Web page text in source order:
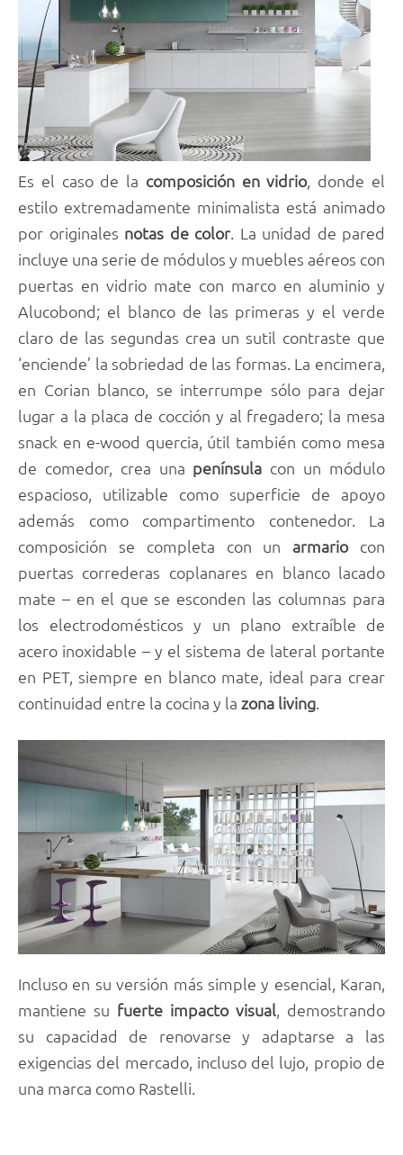
Es el caso de la composición en vidrio, donde el
estilo extremadamente minimalista está animado
por originales notas de color. La unidad de pared
incluye una serie de módulos y muebles aéreos con
puertas en vidrio mate con marco en aluminio y
Alucobond; el blanco de las primeras y el verde
claro de las segundas crea un sutil contraste que
‘enciende’ la sobriedad de las formas. La encimera,
en Corian blanco, se interrumpe sólo para dejar
lugar a la placa de cocción y al fregadero; la mesa
snack en e-wood quercia, útil también como mesa
de comedor, crea una península con un módulo
espacioso, utilizable como superficie de apoyo
además como compartimento contenedor. La
composición se completa con un armariocon
puertas correderas coplanares en blanco lacado
mate – en el que se esconden las columnas para
los electrodomésticos y un plano extraíble de
acero inoxidable – y el sistema de lateral portante
en PET, siempre en blanco mate, ideal para crear
continuidad entre la cocina y la zona living.
Incluso en su versión más simple y esencial, Karan,
mantiene su fuerte impacto visual, demostrando
su capacidad de renovarse y adaptarse a las
exigencias del mercado, incluso del lujo, propio de
una marca como Rastelli.